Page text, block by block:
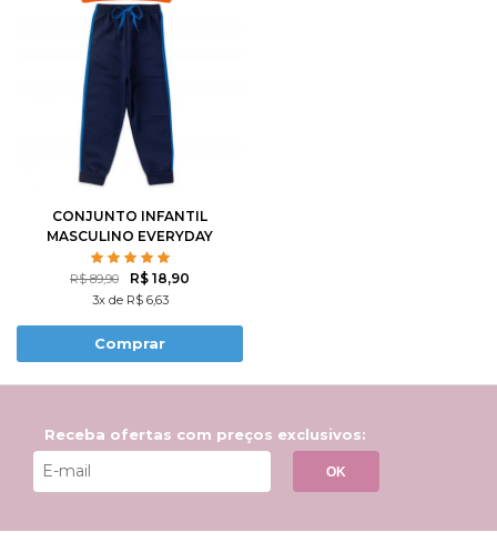
CONJUNTO INFANTIL
MASCULINO EVERYDAY
EXPLORE
R$ 89,90 R$ 18,90
3x de R$ 6,63
Comprar
Receba ofertas com preços exclusivos:
OK